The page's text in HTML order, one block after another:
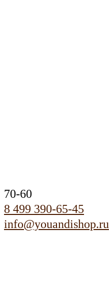
70-60
8 499 390-65-45
info@youandishop.ru